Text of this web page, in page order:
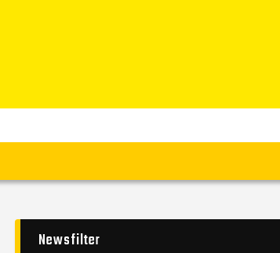
Newsfilter